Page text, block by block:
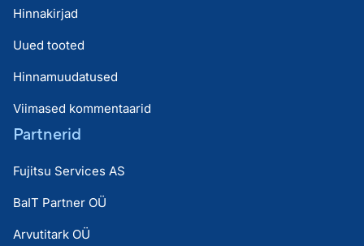
Hinnakirjad
Uued tooted
Hinnamuudatused
Viimased kommentaarid
Partnerid
Fujitsu Services AS
BaIT Partner OÜ
Arvutitark OÜ